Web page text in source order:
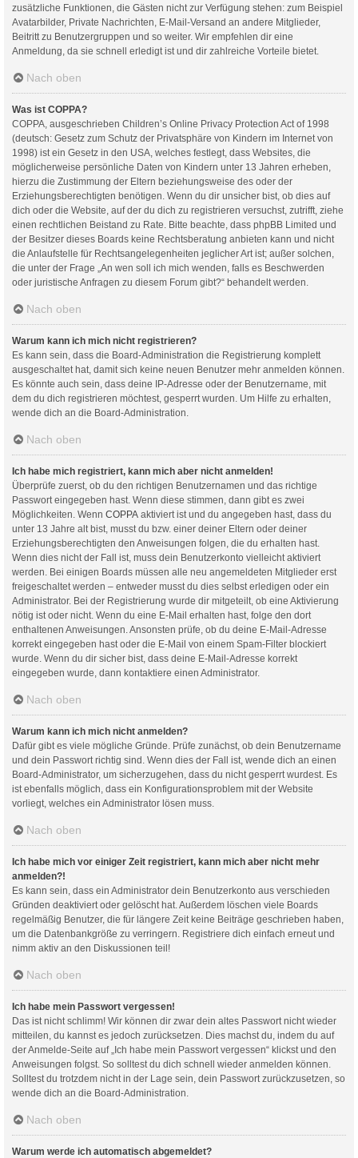
zusätzliche Funktionen, die Gästen nicht zur Verfügung stehen: zum Beispiel
Avatarbilder, Private Nachrichten, E-Mail-Versand an andere Mitglieder,
Beitritt zu Benutzergruppen und so weiter. Wir empfehlen dir eine
Anmeldung, da sie schnell erledigt ist und dir zahlreiche Vorteile bietet.
Nach oben
Was ist COPPA?
COPPA, ausgeschrieben Children’s Online Privacy Protection Act of 1998
(deutsch: Gesetz zum Schutz der Privatsphäre von Kindern im Internet von
1998) ist ein Gesetz in den USA, welches festlegt, dass Websites, die
möglicherweise persönliche Daten von Kindern unter 13 Jahren erheben,
hierzu die Zustimmung der Eltern beziehungsweise des oder der
Erziehungsberechtigten benötigen. Wenn du dir unsicher bist, ob dies auf
dich oder die Website, auf der du dich zu registrieren versuchst, zutrifft, ziehe
einen rechtlichen Beistand zu Rate. Bitte beachte, dass phpBB Limited und
der Besitzer dieses Boards keine Rechtsberatung anbieten kann und nicht
die Anlaufstelle für Rechtsangelegenheiten jeglicher Art ist; außer solchen,
die unter der Frage „An wen soll ich mich wenden, falls es Beschwerden
oder juristische Anfragen zu diesem Forum gibt?“ behandelt werden.
Nach oben
Warum kann ich mich nicht registrieren?
Es kann sein, dass die Board-Administration die Registrierung komplett
ausgeschaltet hat, damit sich keine neuen Benutzer mehr anmelden können.
Es könnte auch sein, dass deine IP-Adresse oder der Benutzername, mit
dem du dich registrieren möchtest, gesperrt wurden. Um Hilfe zu erhalten,
wende dich an die Board-Administration.
Nach oben
Ich habe mich registriert, kann mich aber nicht anmelden!
Überprüfe zuerst, ob du den richtigen Benutzernamen und das richtige
Passwort eingegeben hast. Wenn diese stimmen, dann gibt es zwei
Möglichkeiten. Wenn COPPA aktiviert ist und du angegeben hast, dass du
unter 13 Jahre alt bist, musst du bzw. einer deiner Eltern oder deiner
Erziehungsberechtigten den Anweisungen folgen, die du erhalten hast.
Wenn dies nicht der Fall ist, muss dein Benutzerkonto vielleicht aktiviert
werden. Bei einigen Boards müssen alle neu angemeldeten Mitglieder erst
freigeschaltet werden – entweder musst du dies selbst erledigen oder ein
Administrator. Bei der Registrierung wurde dir mitgeteilt, ob eine Aktivierung
nötig ist oder nicht. Wenn du eine E-Mail erhalten hast, folge den dort
enthaltenen Anweisungen. Ansonsten prüfe, ob du deine E-Mail-Adresse
korrekt eingegeben hast oder die E-Mail von einem Spam-Filter blockiert
wurde. Wenn du dir sicher bist, dass deine E-Mail-Adresse korrekt
eingegeben wurde, dann kontaktiere einen Administrator.
Nach oben
Warum kann ich mich nicht anmelden?
Dafür gibt es viele mögliche Gründe. Prüfe zunächst, ob dein Benutzername
und dein Passwort richtig sind. Wenn dies der Fall ist, wende dich an einen
Board-Administrator, um sicherzugehen, dass du nicht gesperrt wurdest. Es
ist ebenfalls möglich, dass ein Konfigurationsproblem mit der Website
vorliegt, welches ein Administrator lösen muss.
Nach oben
Ich habe mich vor einiger Zeit registriert, kann mich aber nicht mehr
anmelden?!
Es kann sein, dass ein Administrator dein Benutzerkonto aus verschieden
Gründen deaktiviert oder gelöscht hat. Außerdem löschen viele Boards
regelmäßig Benutzer, die für längere Zeit keine Beiträge geschrieben haben,
um die Datenbankgröße zu verringern. Registriere dich einfach erneut und
nimm aktiv an den Diskussionen teil!
Nach oben
Ich habe mein Passwort vergessen!
Das ist nicht schlimm! Wir können dir zwar dein altes Passwort nicht wieder
mitteilen, du kannst es jedoch zurücksetzen. Dies machst du, indem du auf
der Anmelde-Seite auf „Ich habe mein Passwort vergessen“ klickst und den
Anweisungen folgst. So solltest du dich schnell wieder anmelden können.
Solltest du trotzdem nicht in der Lage sein, dein Passwort zurückzusetzen, so
wende dich an die Board-Administration.
Nach oben
Warum werde ich automatisch abgemeldet?